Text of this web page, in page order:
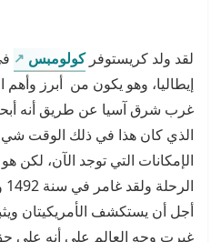
لقد ولد كريستوفركولومبس
إيطاليا، وهو يكون من أبرز
غرب شرق آسيا عن طريق أنه
الذي كان هذا في ذلك الوقت
الإمكانات التي توجد الآن، لكن
أجل أن يستكشف الأمريكيتان
غيرت وجه العالم على أنه على